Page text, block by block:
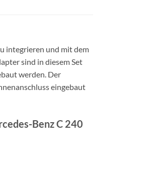
integrieren und mit dem
sind in diesem Set
werden. Der
eingebaut
Benz C 240